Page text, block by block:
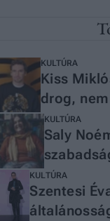
KULTÚRA
Kiss
drog,
KULTÚRA
Saly
KULTÚRA
Szentesi